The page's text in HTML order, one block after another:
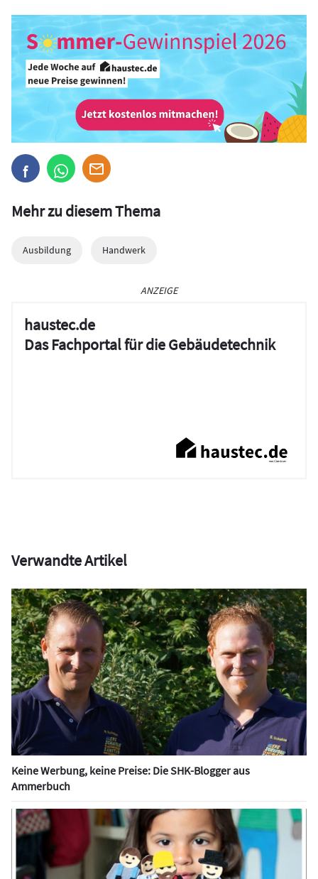
Mehr zu diesem Thema
Ausbildung Handwerk
ANZEIGE
haustec.de
Das Fachportal für die Gebäudetechnik
Verwandte Artikel
Keine Werbung, keine Preise: Die SHK-Blogger aus
Ammerbuch